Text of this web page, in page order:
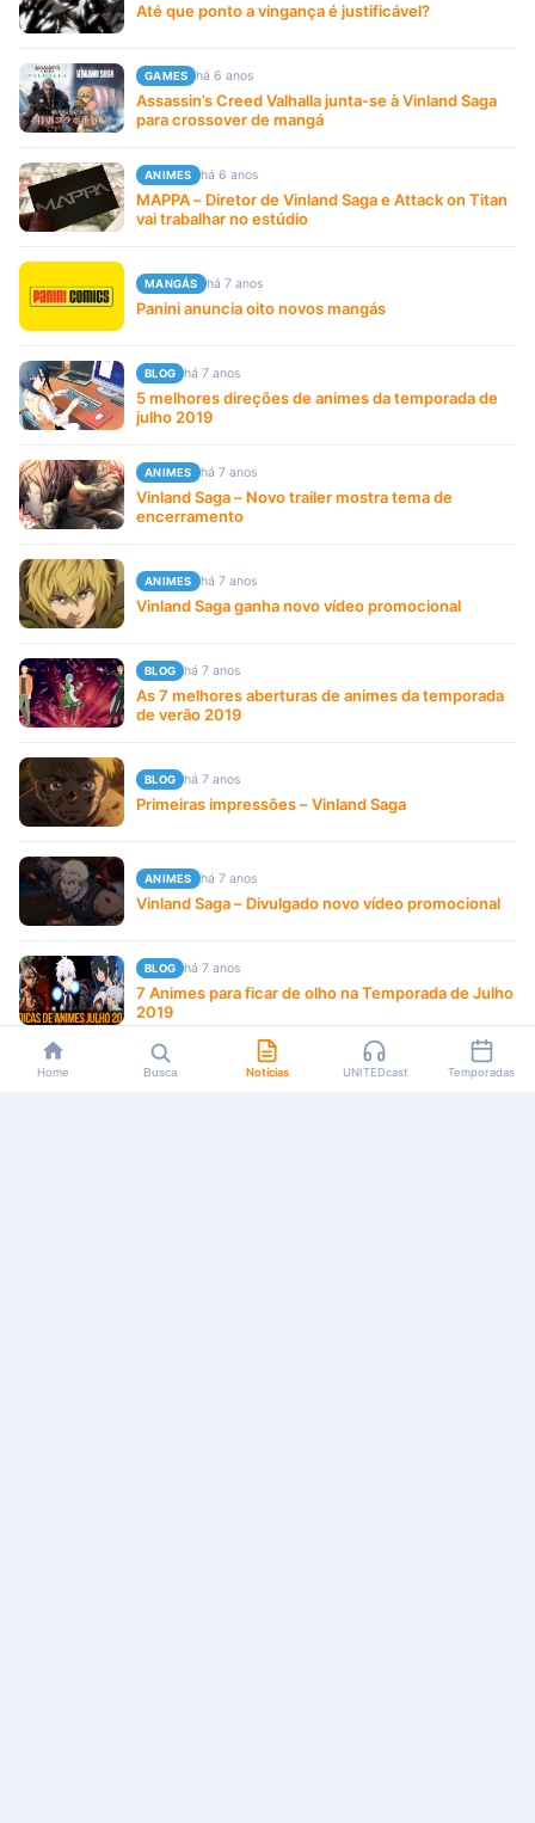
Até que ponto a vingança é justificável?
GAMES há 6 anos
Assassin’s Creed Valhalla junta-se à Vinland Saga
para crossover de mangá
ANIMES há 6 anos
MAPPA – Diretor de Vinland Saga e Attack on Titan
vai trabalhar no estúdio
MANGÁS há 7 anos
Panini anuncia oito novos mangás
BLOG há 7 anos
5 melhores direções de animes da temporada de
julho 2019
ANIMES há 7 anos
Vinland Saga – Novo trailer mostra tema de
encerramento
ANIMES há 7 anos
Vinland Saga ganha novo vídeo promocional
BLOG há 7 anos
As 7 melhores aberturas de animes da temporada
de verão 2019
BLOG há 7 anos
Primeiras impressões – Vinland Saga
ANIMES há 7 anos
Vinland Saga – Divulgado novo vídeo promocional
BLOG há 7 anos
7 Animes para ficar de olho na Temporada de Julho
2019
ANIMES há 7 anos
Home Busca Notícias UNITEDcast Temporadas